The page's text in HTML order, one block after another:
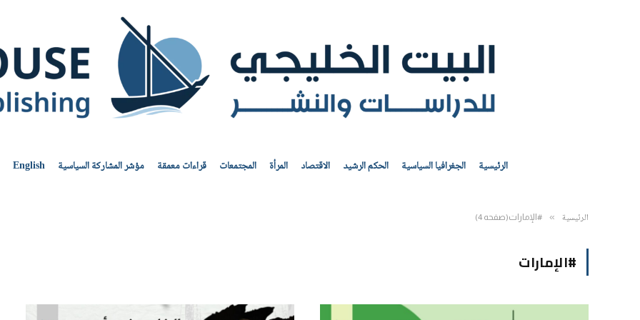
الرئيسية الجغرافيا السياسية الحكم الرشيد الاقتصاد المرأة المجتمعات قراءات معمقة مؤشر المشاركة السياسية English
الرئيسية » #الإمارات(صفحه 4)
#الإمارات